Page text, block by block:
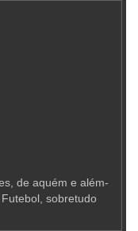
de aquém e além-
sobretudo